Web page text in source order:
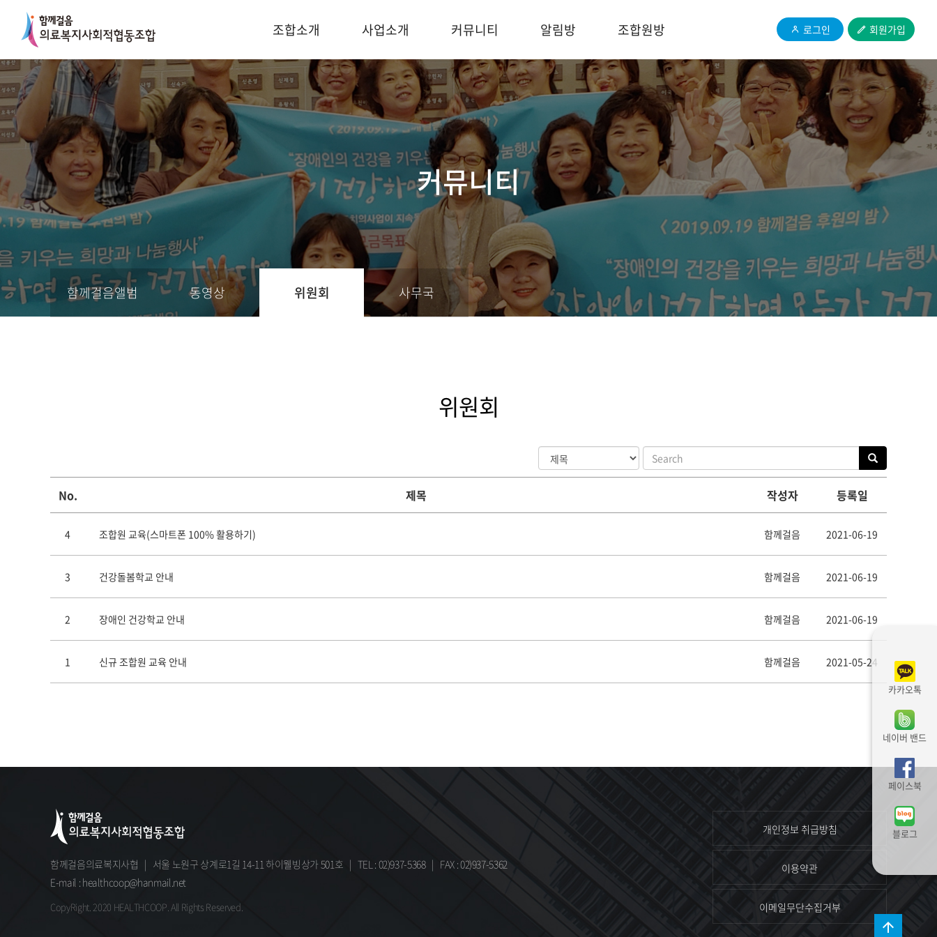
조합소개 사업소개 커뮤니티 알림방 조합원방 로그인 회원가입
커뮤니티
함께걸음앨범 동영상 위원회 사무국
위원회
No. 제목 작성자 등록일
4 조합원 교육(스마트폰 100% 활용하기) 함께걸음 2021-06-19
3 건강돌봄학교 안내 함께걸음 2021-06-19
2 장애인 건강학교 안내 함께걸음 2021-06-19
1 신규 조합원 교육 안내 함께걸음 2021-05-24
함께걸음의료복지사협 | 서울 노원구 상계로1길 14-11 하이웰빙상가 501호 | TEL : 02)937-5368 | FAX : 02)937-5362
E-mail : healthcoop@hanmail.net
CopyRight. 2020 HEALTHCOOP. All Rights Reserved.
개인정보 취급방침
이용약관
이메일무단수집거부

카카오톡
네이버 밴드
페이스북
블로그